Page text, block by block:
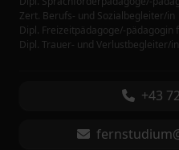
Zert. Berufs- und Sozialbegleiter/in
Dipl. Freizeitpädagoge/-pädagogin
Dipl. Trauer- und Verlustbegleiter/in
+43